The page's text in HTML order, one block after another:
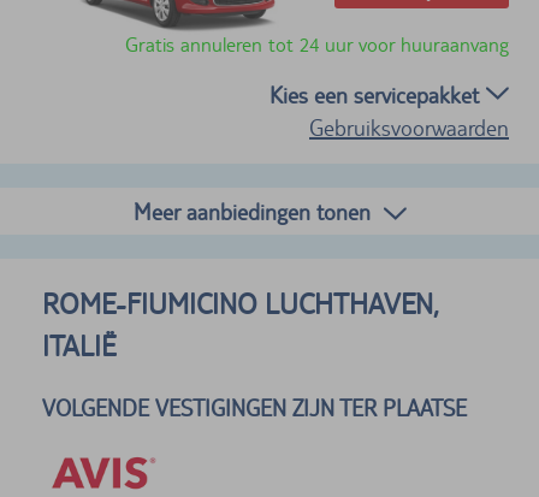
Gratis annuleren tot 24 uur voor huuraanvang
Kies een servicepakket
Gebruiksvoorwaarden
Meer aanbiedingen tonen
ROME-FIUMICINO LUCHTHAVEN,
ITALIË
VOLGENDE VESTIGINGEN ZIJN TER PLAATSE